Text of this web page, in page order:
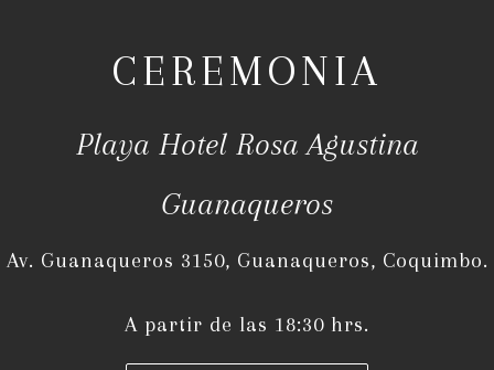
CEREMONIA
Playa Hotel Rosa Agustina
Guanaqueros
Av. Guanaqueros 3150, Guanaqueros, Coquimbo.
A partir de las 18:30 hrs.